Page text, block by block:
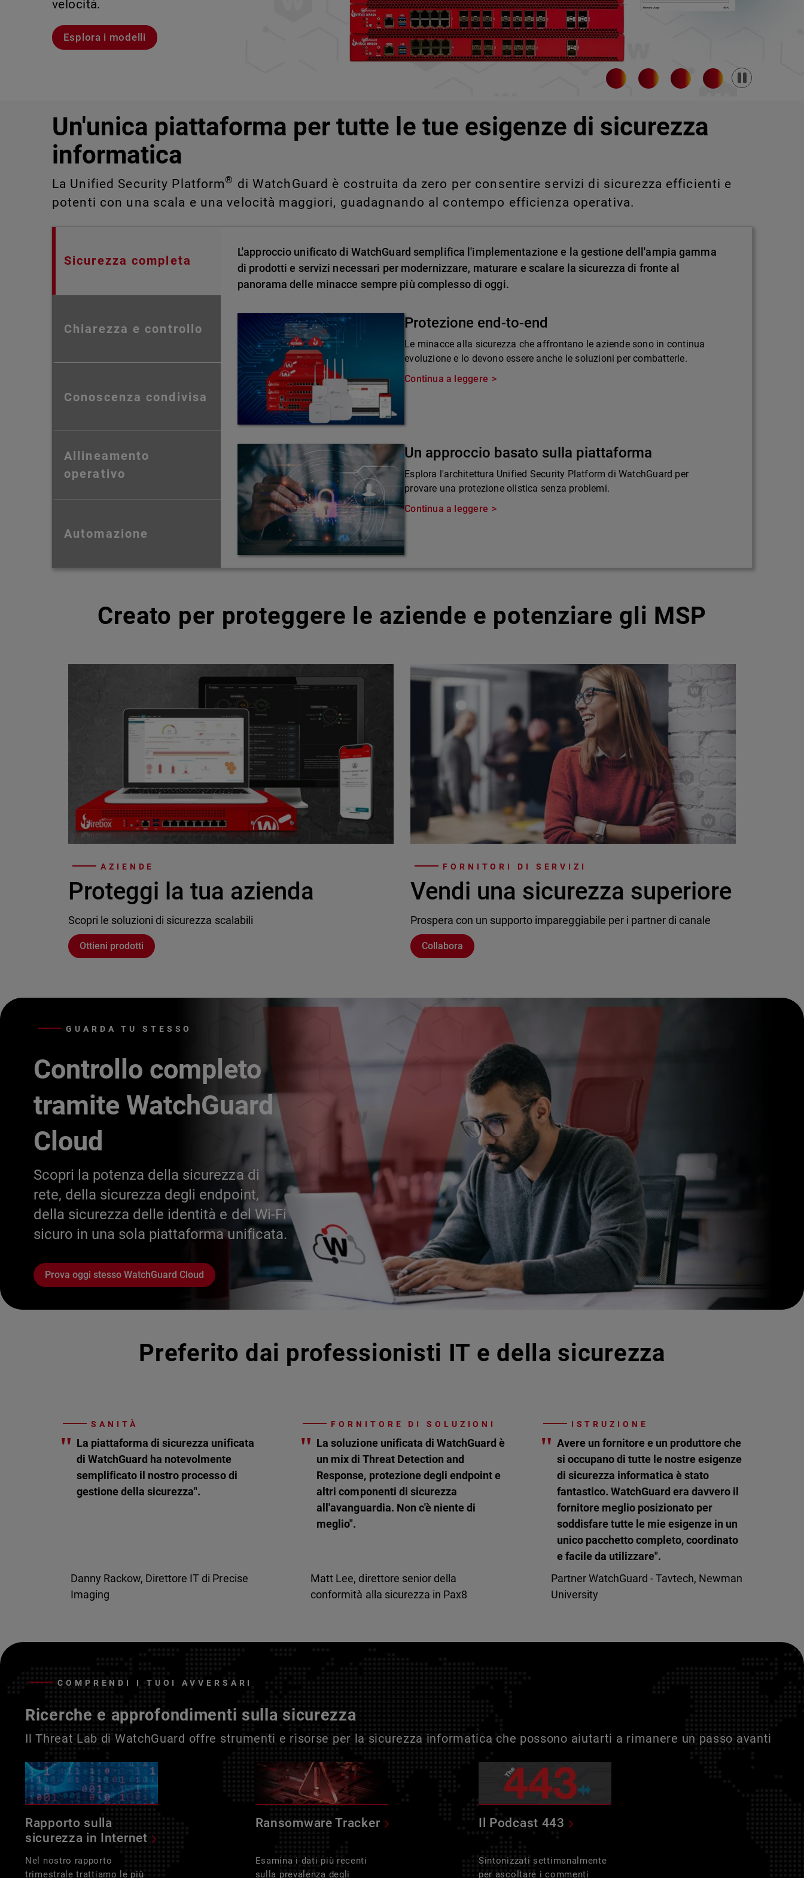
velocità.
Esplora i modelli
violazioni e portare alla luce rischi legati a Shadow AI e Shadow
IT impossibili da rilevare o gestire manualmente su larga scala.
Scopri Rai
Scopri WatchGuard EDR
Pause
Un'unica piattaforma per tutte le tue esigenze di sicurezza
informatica
La Unified Security Platform® di WatchGuard è costruita da zero per consentire servizi di sicurezza efficienti e
potenti con una scala e una velocità maggiori, guadagnando al contempo efficienza operativa.
Sicurezza completa
Chiarezza e controllo
Conoscenza condivisa
Allineamento
operativo
Automazione
L'approccio unificato di WatchGuard semplifica l'implementazione e la gestione dell'ampia gamma
di prodotti e servizi necessari per modernizzare, maturare e scalare la sicurezza di fronte al
panorama delle minacce sempre più complesso di oggi.
Protezione end-to-end
Le minacce alla sicurezza che affrontano le aziende sono in continua
evoluzione e lo devono essere anche le soluzioni per combatterle.
Continua a leggere
Un approccio basato sulla piattaforma
Esplora l'architettura Unified Security Platform di WatchGuard per
provare una protezione olistica senza problemi.
Continua a leggere
Creato per proteggere le aziende e potenziare gli MSP
AZIENDE
Proteggi la tua azienda
Scopri le soluzioni di sicurezza scalabili
Ottieni prodotti
FORNITORI DI SERVIZI
Vendi una sicurezza superiore
Prospera con un supporto impareggiabile per i partner di canale
Collabora
GUARDA TU STESSO
Controllo completo
tramite WatchGuard
Cloud
Scopri la potenza della sicurezza di
rete, della sicurezza degli endpoint,
della sicurezza delle identità e del Wi-Fi
sicuro in una sola piattaforma unificata.
Prova oggi stesso WatchGuard Cloud
Preferito dai professionisti IT e della sicurezza
SANITÀ
" La piattaforma di sicurezza unificata
di WatchGuard ha notevolmente
semplificato il nostro processo di
gestione della sicurezza".
Danny Rackow, Direttore IT di Precise
Imaging
FORNITORE DI SOLUZIONI
" La soluzione unificata di WatchGuard è
un mix di Threat Detection and
Response, protezione degli endpoint e
altri componenti di sicurezza
all'avanguardia. Non c'è niente di
meglio".
Matt Lee, direttore senior della
conformità alla sicurezza in Pax8
ISTRUZIONE
" Avere un fornitore e un produttore che
si occupano di tutte le nostre esigenze
di sicurezza informatica è stato
fantastico. WatchGuard era davvero il
fornitore meglio posizionato per
soddisfare tutte le mie esigenze in un
unico pacchetto completo, coordinato
e facile da utilizzare".
Partner WatchGuard - Tavtech, Newman
University
COMPRENDI I TUOI AVVERSARI
Ricerche e approfondimenti sulla sicurezza
Il Threat Lab di WatchGuard offre strumenti e risorse per la sicurezza informatica che possono aiutarti a rimanere un passo avanti
Rapporto sulla
sicurezza in Internet
Nel nostro rapporto
trimestrale trattiamo le più
Ransomware Tracker
Esamina i dati più recenti
sulla prevalenza degli
Il Podcast 443
Sintonizzati settimanalmente
per ascoltare i commenti